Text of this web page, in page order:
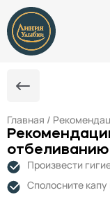
Главная /
отбеливанию
Произвести
Сполосните капу